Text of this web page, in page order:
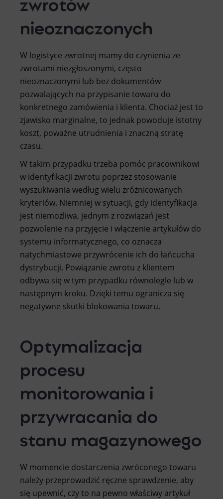
nieoznaczonych
W logistyce zwrotnej mamy do czynienia ze
zwrotami niezgłoszonymi, często
nieoznaczonymi lub bez dokumentów
pozwalających na przypisanie towaru do
konkretnego zamówienia i klienta. Chociaż jest to
zjawisko marginalne, to jednak powoduje istotny
koszt, poważne utrudnienia i znaczną stratę
czasu.
W takim przypadku trzeba pomóc pracownikowi
w identyfikacji zwrotu poprzez stosowanie
wyszukiwania według wielu zróżnicowanych
kryteriów. Niemniej w sytuacji, gdy identyfikacja
jest niemożliwa, jednym z rozwiązań jest
pozwolenie na przyjęcie i włączenie artykułów do
systemu informatycznego, co oznacza
natychmiastowe przywrócenie ich do łańcucha
dystrybucji. Powiązanie zwrotu z klientem
odbywa się w tym przypadku równolegle lub w
następnym kroku. Dzięki temu ogranicza się
negatywne skutki blokowania towaru.
Optymalizacja
procesu
monitorowania i
przywracania do
stanu magazynowego
W momencie dostarczenia zwróconego towaru
należy przeprowadzić ręczne sprawdzenie, aby
się upewnić, czy to na pewno właściwy artykuł